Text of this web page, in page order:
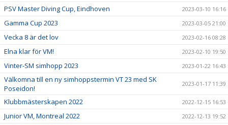
PSV Master Diving Cup, Eindhoven 2023-03-10 16:16
Gamma Cup 2023 2023-03-05 21:00
Vecka 8 är det lov 2023-02-16 08:28
Elna klar för VM! 2023-02-10 19:50
Vinter-SM simhopp 2023 2023-01-22 16:43
Välkomna till en ny simhoppstermin VT 23 med SK
Poseidon!
2023-01-17 11:39
Klubbmästerskapen 2022 2022-12-15 16:53
Junior VM, Montreal 2022 2022-12-13 19:52